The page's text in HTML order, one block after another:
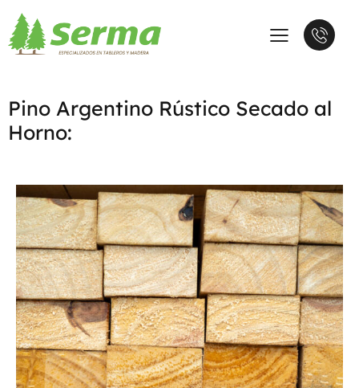
Pino Argentino Rústico Secado al
Horno: